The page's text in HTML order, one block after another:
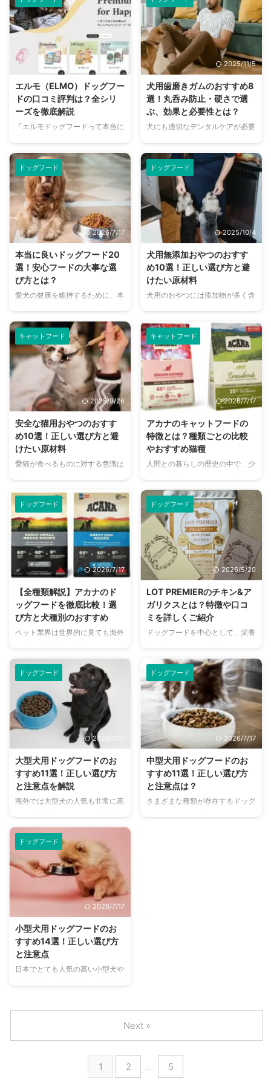
思う飼い主さんは多いのではない
でしょうか。 ニュートロは、自
然素材にこだわった高品質なドッ
グフードとして、多くの飼い主さ
んから支持されています。しか
し、その豊富なラインナップか
まうこともあるかもしれません。
この記事では、ニュートロのドッ
グフードが持つこだわりや特徴、
そして愛犬に合った商品の選び方
に、実際にニュートロのフードを
与え ...
イヤルカナンは、世界中の猫の健
康をサポートするために作られた
キャットフードで、動物病院でも
推奨されるほど信頼性の高いブラ
ンドです。 しかし、本当に愛猫
に合うのか、どんな特徴があるの
か、気になる方も多いのではない
でしょうか。 この記事では、ロ
イヤルカナンのキャットフードの
全シリーズを徹底解説し、気にな
る口コミや評判、愛猫に最適なフ
します。 この記事の結論 ロ ...
2025/8/19
エルモ（ELMO）ドッグフー
ドの口コミ評判は？全シリ
ーズを徹底解説
「エルモドッグフードって本当に
どうなんだろう…」。エルモドッ
グフードは、アレルギーに配慮し
たグレインフリータイプや、年
齢・犬種に合わせたさまざまなラ
インナップがあることで、多くの
飼い主さんから注目を集めていま
す。 しかし、実際に愛犬に与え
るとなると、リアルな口コミや評
判が気になりますよね。この記事
では、エルモドッグフードの全シ
リーズの特徴、原材料、安全性に
ついて詳しく解説するとともに、
実際に利用している飼い主さんた
この記事の結論 エルモは人工添
...
2025/11/5
犬用歯磨きガムのおすすめ8
選！丸呑み防止・硬さで選
ぶ、効果と必要性とは？
犬にも適切なデンタルケアが必要
んが理解していることだと思いま
す。 ですが、人間のように歯磨
きの重要性を理解しているわけで
はないため、一般的に歯磨きがス
ムーズにできることは少ないで
す。 そんな悩みのタネをサポー
トしてくれるのが、飼い主さんに
とっても愛犬にとっても嬉しい歯
磨きガムです。 あくまでもデン
タルケアのサポートアイテムでは
ありますが、デンタルケアをスム
ーズにしてくれるアイテムとして
抑えておきましょう。 この記事
除去を目的とし、デンタルケアの
サ ...
ドッグフード
2026/7/17
本当に良いドッグフード20
選！安心フードの大事な選
び方とは？
愛犬の健康を維持するために、本
と考える飼い主さんは多いでしょ
う。 しかし、ドッグフードの種
類は非常に多く、どれを選べば良
いか迷ってしまう方も多いはず。
ドッグフードの種類が多いからこ
そ、「本当に良いもの」を選ぶこ
とは簡単ではありません。 ここ
では、本当に良いドッグフードの
選び方からおすすめの商品、注意
すべきポイントまで詳しく解説し
ます。 この記事の結論 本当に良
いドッグフードとは、愛犬の健康
を第一に考え、自然食に近いレシ
ドッグフード
2025/10/4
犬用無添加おやつのおすす
め10選！正しい選び方と避
けたい原材料
犬用のおやつには添加物が多く含
です。 添加物全てが悪というわ
けではないものの、添加物の種類
によっては避けたいものも多くあ
ります。 無添加と表記されてい
れば安心感が高まりますが、そう
ではないということも知っておか
なければいけません。 何が安全
口に入れるものだからこそ知って
おきたい情報をまとめました。
この記事の結論 無添加と表記さ
れていても、添加物が全く使われ
表記がある場合には、何が無添加
キャットフード
2025/9/26
安全な猫用おやつのおすす
め10選！正しい選び方と避
けたい原材料
愛猫が食べるものに対する意識は
きているでしょうか。 「良いも
のを与えたい」と思うのは当然の
ことですが、できれば避けておき
たいようなおやつもたくさんあり
ます。 どれが良くどれが避ける
べきか、基準を知っておくことで
おやつですらも安心して食べられ
この記事の結論 おやつには人工
添加物が含まれているものも多
く、選ぶ際には注意が必要になる
添加物以外にも原材料は嗜好性に
のが理想的 ピューレや原材料 ...
キャットフード
2026/7/17
アカナのキャットフードの
特徴とは？種類ごとの比較
やおすすめ猫種
人間との暮らしの歴史の中で、少
異なり、猫は今でも肉食動物で
す。 そのため肉類を中心とした
食事が適していますが、世の中に
は猫の体に適していないキャット
フードもあります。 アカナでは
猫本来の食性や進化に重きを置
き、徹底して研究されたレシピに
よってキャットフードが作られて
アカナ製キャットフードについ
て、種類別に詳しくご紹介しま
す。 この記事の結論 猫の食性に
あわせた理想的な食事を作り、良
ード 特に動物性タンパク質量を
十分に ...
ドッグフード
2026/7/17
【全種類解説】アカナのド
ッグフードを徹底比較！選
び方と犬種別のおすすめ
ペット業界は世界的に見ても海外
んな中でも、世界的に人気が高
く、30年以上にわたって続いて
きたアカナというペットフードを
今回ご紹介します。 世界90か国
以上で販売され、累計100,000以
上の小売店による販売実績を誇る
ペットフードです。 この記事の
賞を受賞しているカナダ初のペッ
トフードブランド 30年以上の研
究で、新鮮かつ栄養価の高いドッ
グフードを展開している 肉量が
ない豊富な栄養価のドッ ...
ドッグフード
2026/5/20
LOT PREMIERのチキン&ア
ガリクスとは？特徴や口コ
ミを詳しくご紹介
ドッグフードを中心として、栄養
配合したペットフードブランドの
『LOT PREMIER（ロットプレミ
ア）』。 健康にこだわって作ら
れているドッグフードで、良質な
原材料が使われている点もポイン
ト。 中でも今回は、LOT
PREMIERのドッグフードを代表
する『チキン&アガリクス』につ
PREMIERのチキン&アガリクスの
特徴 いくつかのドッグフードが
販売されているLOT PREMIERで
すが、今回ご紹介するのは『チキ
ドッグフード
2026/7/17
大型犬用ドッグフードのお
すすめ11選！正しい選び方
と注意点を解説
海外では大型犬の人気も非常に高
の暮らしは一般的です。 対して
日本では居住スペースが広くな
く、小柄な日本人に合っているこ
ともあり、小型犬が人気です。
そのため小型犬向けのドッグフー
ドは多い一方で、大型犬向けのド
ッグフードは数が限られていま
す。 少ない種類の中でも安心安
全で健康的に食事をしていける大
型犬用ドッグフードについて、詳
しくまとめました。 この記事の
結論 大型犬に適しているドッグ
フードは、粒サイズがやや大きめ
ドッグフード
2026/7/17
中型犬用ドッグフードのお
すすめ11選！正しい選び方
と注意点は？
さまざまな種類が存在するドッグ
ドッグフード
2026/7/17
小型犬用ドッグフードのお
すすめ14選！正しい選び方
と注意点
日本でとても人気の高い小型犬や
は小型犬向けのドッグフードをい
くつか厳選し、選び方と共にご紹
介します。 体が小さく、中・大
型犬とはまた違ったケアが必要に
1 2 … 5
Next »